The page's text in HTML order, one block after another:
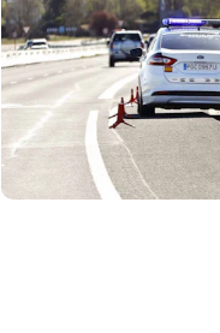
Aquí tienes un listado
radares fijos y móviles
Palencia.